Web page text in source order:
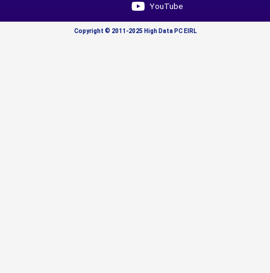
YouTube
Copyright © 2011-2025 High Data PC EIRL